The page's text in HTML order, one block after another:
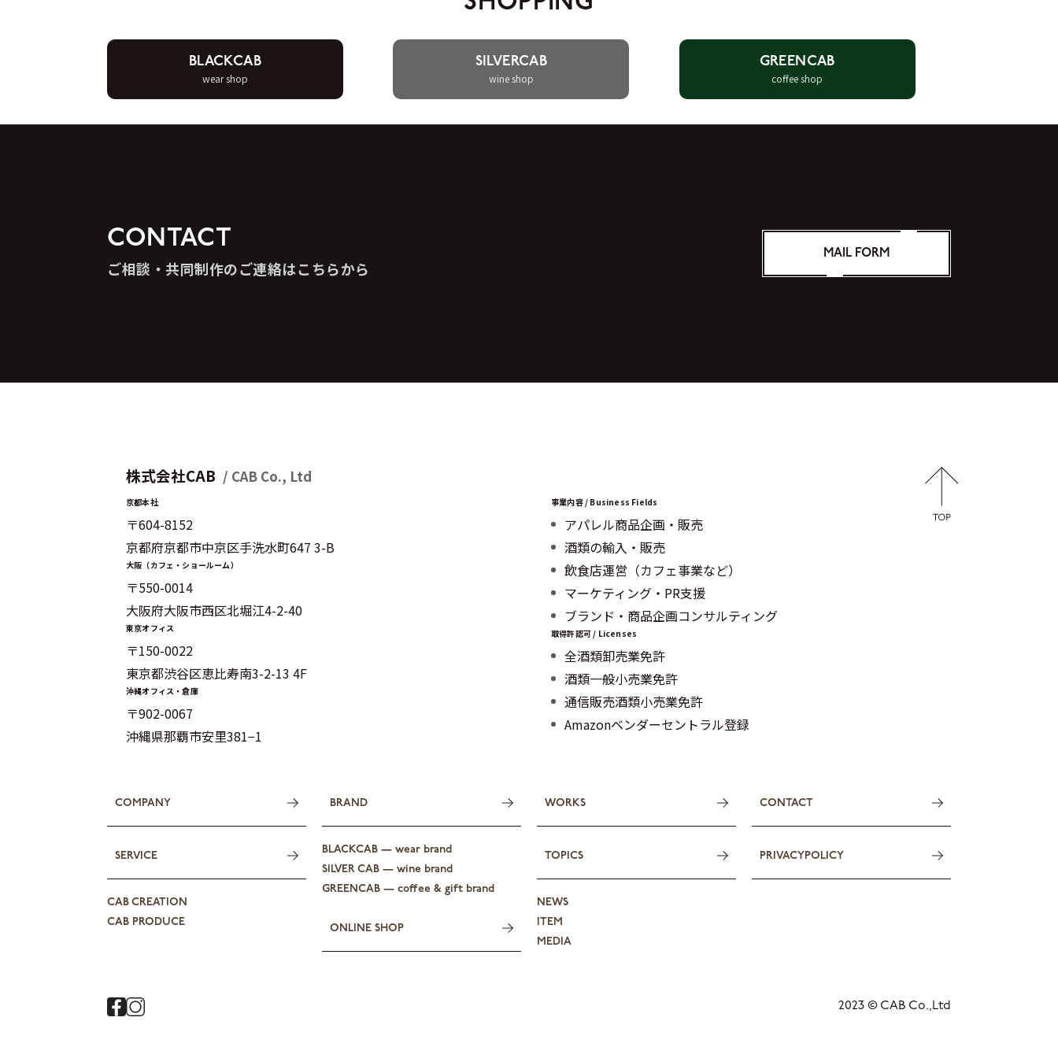
BLACKCAB
wear shop
SILVERCAB
wine shop
GREENCAB
coffee shop
CONTACT
ご相談・共同制作のご連絡はこちらから
MAIL FORM
株式会社CAB / CAB Co., Ltd
京都本社
〒604-8152
京都府京都市中京区手洗水町647 3-B
大阪（カフェ・ショールーム）
〒550-0014
大阪府大阪市西区北堀江4-2-40
東京オフィス
〒150-0022
東京都渋谷区恵比寿南3-2-13 4F
沖縄オフィス・倉庫
〒902-0067
沖縄県那覇市安里381−1
事業内容 / Business Fields
アパレル商品企画・販売
酒類の輸入・販売
飲食店運営（カフェ事業など）
マーケティング・PR支援
ブランド・商品企画コンサルティング
取得許認可 / Licenses
全酒類卸売業免許
酒類一般小売業免許
通信販売酒類小売業免許
Amazonベンダーセントラル登録
COMPANY
SERVICE
CAB CREATION
CAB PRODUCE
BRAND
BLACKCAB — wear brand
SILVER CAB — wine brand
GREENCAB — coffee & gift brand
ONLINE SHOP
WORKS
TOPICS
NEWS
ITEM
MEDIA
CONTACT
PRIVACYPOLICY
2023 © CAB Co.,Ltd